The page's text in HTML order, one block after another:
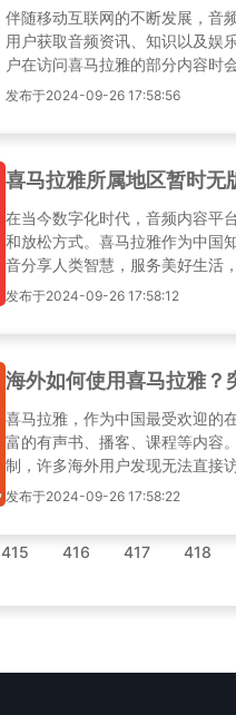
伴随移动互联网的不断发展，音
用户获取音频资讯、知识以及娱
户在访问喜马拉雅的部分内容时
在本篇文章中，我们将深入探讨
的解决方案 —— 使用 Sixfast 回
拉雅的地域限制，让您尽情畅享
发布于2024-09-26 17:58:56
喜马拉雅所属地区暂时无
在当今数字化时代，音频内容平
和放松方式。喜马拉雅作为中国
音分享人类智慧，服务美好生活
然而由于版权问题，海外用户往
如何解决喜马拉雅的地区版权限
马拉雅。
发布于2024-09-26 17:58:12
海外如何使用喜马拉雅？
喜马拉雅，作为中国最受欢迎的
富的有声书、播客、课程等内容
制，许多海外用户发现无法直接
将为您提供一个详细的教程，帮
发布于2024-09-26 17:58:22
415 416 417 418